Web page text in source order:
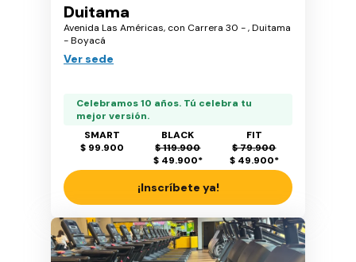
Duitama
Avenida Las Américas, con Carrera 30 - , Duitama
- Boyacá
Ver sede
Celebramos 10 años. Tú celebra tu
mejor versión.
SMART
$ 99.900
BLACK
$ 119.900
$ 49.900*
FIT
$ 79.900
$ 49.900*
¡Inscríbete ya!